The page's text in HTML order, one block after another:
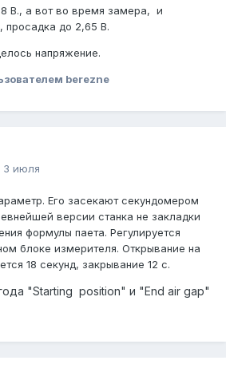
В., а вот во время замера, и
просадка до 2,65 В.
напряжение.
berezne
3 июля
Его засекают секундомером
версии станка не закладки
формулы паета. Регулируется
блоке измерителя. Открывание на
18 секунд, закрывание 12 с.
"Starting position" и "End air gap"